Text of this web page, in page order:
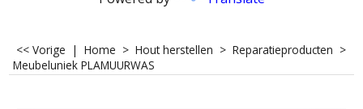
<< Vorige | Home > Hout herstellen > Reparatieproducten >
Meubeluniek PLAMUURWAS